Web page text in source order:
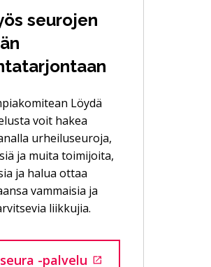
seurojen
Löydä
voit hakea
urheiluseuroja,
ja muita toimijoita,
ja halua ottaa
vammaisia ja
liikkujia.
-palvelu